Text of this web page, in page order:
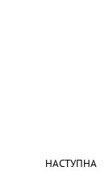
НАСТУПНА